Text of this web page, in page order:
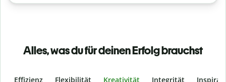
Alles, was du für deinen Erfolg brauchst
Effizienz Flexibilität Kreativität Integrität